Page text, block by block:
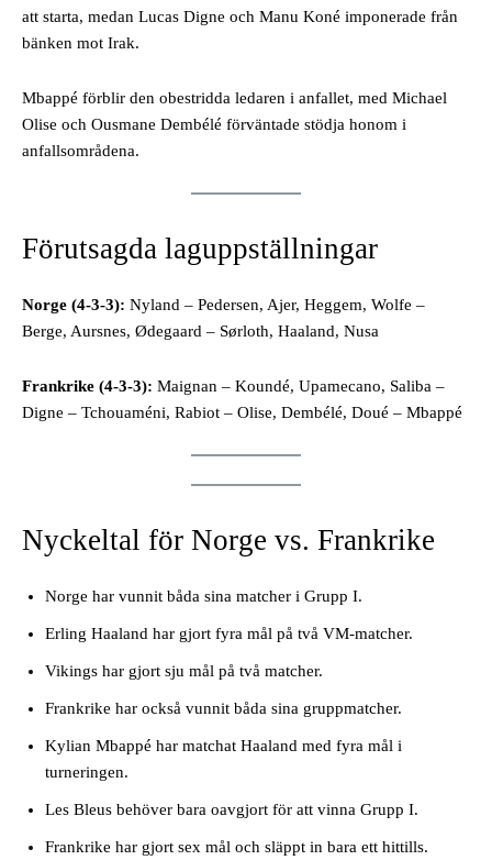
att starta, medan Lucas Digne och Manu Koné imponerade från
bänken mot Irak.
Mbappé förblir den obestridda ledaren i anfallet, med Michael
Olise och Ousmane Dembélé förväntade stödja honom i
anfallsområdena.
Förutsagda laguppställningar
Norge (4-3-3): Nyland – Pedersen, Ajer, Heggem, Wolfe –
Berge, Aursnes, Ødegaard – Sørloth, Haaland, Nusa
Frankrike (4-3-3): Maignan – Koundé, Upamecano, Saliba –
Digne – Tchouaméni, Rabiot – Olise, Dembélé, Doué – Mbappé
Nyckeltal för Norge vs. Frankrike
Norge har vunnit båda sina matcher i Grupp I.
Erling Haaland har gjort fyra mål på två VM-matcher.
Vikings har gjort sju mål på två matcher.
Frankrike har också vunnit båda sina gruppmatcher.
Kylian Mbappé har matchat Haaland med fyra mål i
turneringen.
Les Bleus behöver bara oavgjort för att vinna Grupp I.
Frankrike har gjort sex mål och släppt in bara ett hittills.